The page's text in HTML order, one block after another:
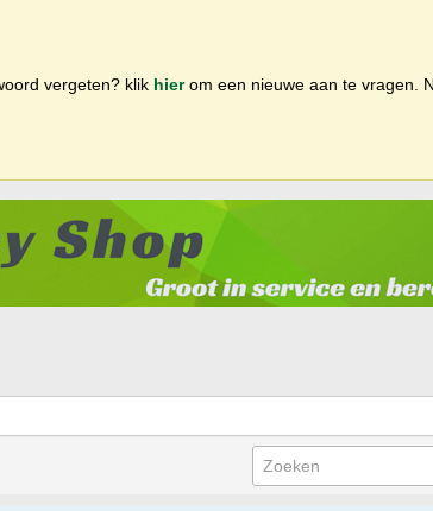
vergeten? klik hierom een nieuwe aan te vragen.